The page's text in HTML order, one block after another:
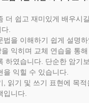
더 쉽고 재미있게 배우시
.
법을 이해하기 쉽게 설명
익히며 교체 연습을 통
하였습니다. 단순한 암기
을 익힐 수 있습니다.
, 읽기 및 쓰기 표현에 목
입니다.